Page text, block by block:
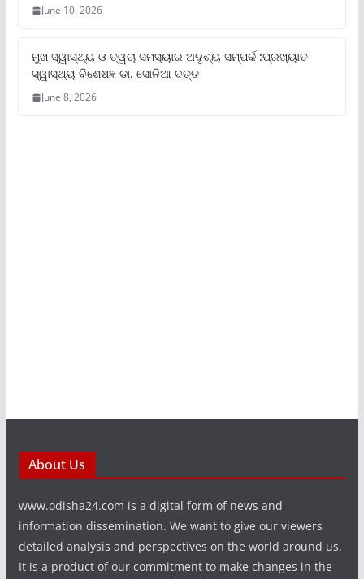
June 10, 2026
ମୁଖ ସ୍ୱାସ୍ଥ୍ୟ ଓ ତ୍ୱଚା ସମସ୍ୟାର ଅଦୃଶ୍ୟ ସମ୍ପର୍କ :ପ୍ରଖ୍ୟାତ
ସ୍ୱାସ୍ଥ୍ୟ ବିଶେଷଜ୍ଞ ଡା. ସୋନିଆ ଦତ୍ତ
June 8, 2026
About Us
www.odisha24.com is a digital form of news and
information dissemination. We want to give our viewers
detailed analysis and perspectives on the world around us.
It is a product of our commitment to make changes in the